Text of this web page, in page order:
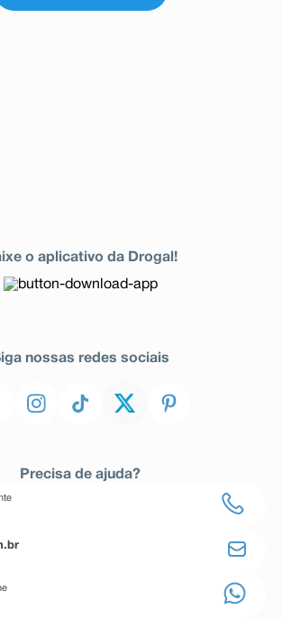
o aplicativo da Drogal!
nossas redes sociais
Precisa de ajuda?